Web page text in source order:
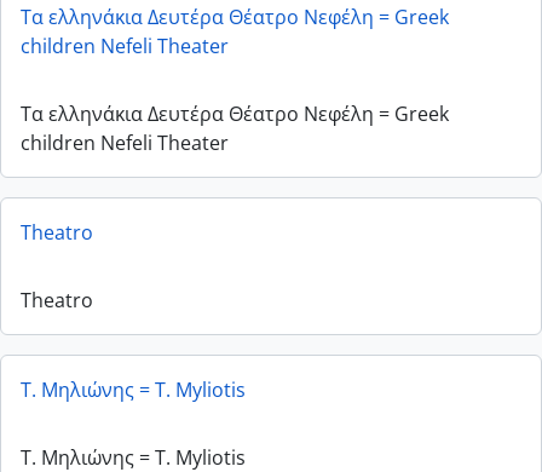
Τα ελληνάκια Δευτέρα Θέατρο Νεφέλη = Greek
children Nefeli Theater
Τα ελληνάκια Δευτέρα Θέατρο Νεφέλη = Greek
children Nefeli Theater
Τheatro
Τheatro
Τ. Μηλιώνης = T. Myliotis
Τ. Μηλιώνης = T. Myliotis